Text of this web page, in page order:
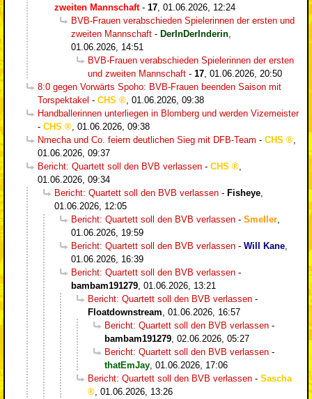
zweiten Mannschaft- 17, 01.06.2026, 12:24
BVB-Frauen verabschieden Spielerinnen der ersten und
zweiten Mannschaft - DerInDerInderin,
01.06.2026, 14:51
BVB-Frauen verabschieden Spielerinnen der ersten
und zweiten Mannschaft - 17, 01.06.2026, 20:50
8:0 gegen Vorwärts Spoho: BVB-Frauen beenden Saison mit
Torspektakel - CHS , 01.06.2026, 09:38
Handballerinnen unterliegen in Blomberg und werden Vizemeister
- CHS , 01.06.2026, 09:38
Nmecha und Co. feiern deutlichen Sieg mit DFB-Team - CHS
,
01.06.2026, 09:37
Bericht: Quartett soll den BVB verlassen - CHS
,
01.06.2026, 09:34
Bericht: Quartett soll den BVB verlassen - Fisheye,
01.06.2026, 12:05
Bericht: Quartett soll den BVB verlassen - Smeller,
01.06.2026, 19:59
Bericht: Quartett soll den BVB verlassen - Will Kane,
01.06.2026, 16:39
Bericht: Quartett soll den BVB verlassen -
bambam191279, 01.06.2026, 13:21
Bericht: Quartett soll den BVB verlassen -
Floatdownstream, 01.06.2026, 16:57
Bericht: Quartett soll den BVB verlassen -
bambam191279, 02.06.2026, 05:27
Bericht: Quartett soll den BVB verlassen -
thatEmJay, 01.06.2026, 17:06
Bericht: Quartett soll den BVB verlassen - Sascha
, 01.06.2026, 13:26